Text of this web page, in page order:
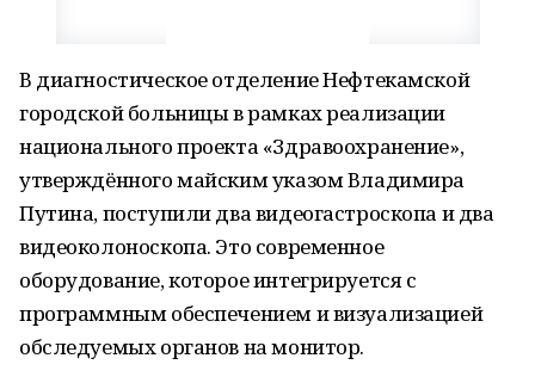
В диагностическое отделение Нефтекамской
городской больницы в рамках реализации
национального проекта «Здравоохранение»,
утверждённого майским указом Владимира
Путина, поступили два видеогастроскопа и два
видеоколоноскопа. Это современное
оборудование, которое интегрируется с
программным обеспечением и визуализацией
обследуемых органов на монитор.